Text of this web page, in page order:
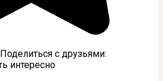
с друзьями:
интересно